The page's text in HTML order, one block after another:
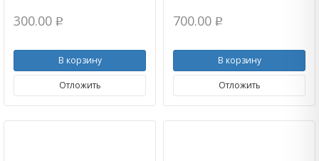
300.00 p
В корзину
Отложить
700.00 p
В корзину
Отложить